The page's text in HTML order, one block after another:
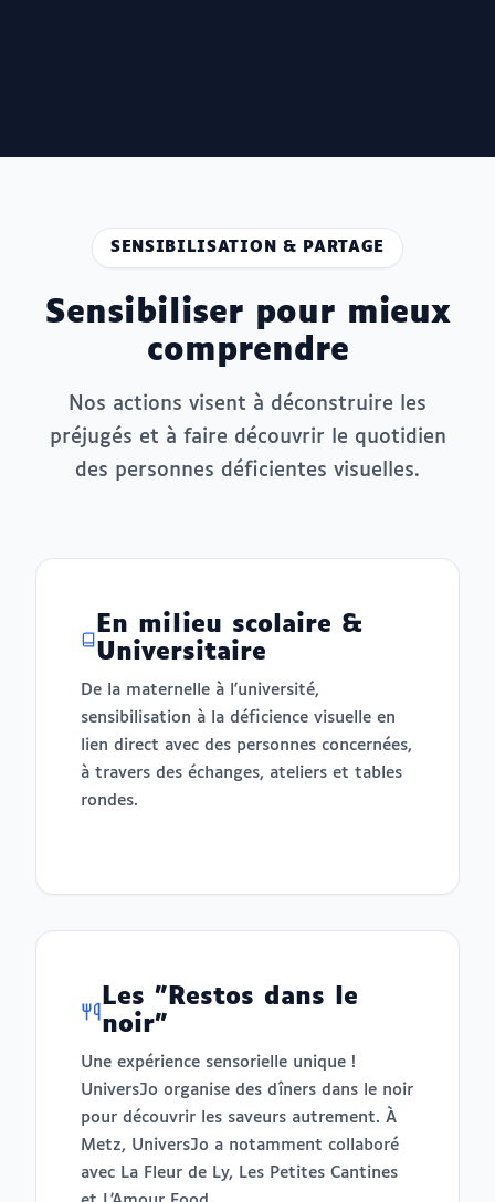
SENSIBILISATION & PARTAGE
Sensibiliser pour mieux
comprendre
Nos actions visent à déconstruire les
préjugés et à faire découvrir le quotidien
des personnes déficientes visuelles.
En milieu scolaire &
Universitaire
De la maternelle à l'université,
sensibilisation à la déficience visuelle en
lien direct avec des personnes concernées,
à travers des échanges, ateliers et tables
rondes.
Les "Restos dans le
noir"
Une expérience sensorielle unique !
UniversJo organise des dîners dans le noir
pour découvrir les saveurs autrement. À
Metz, UniversJo a notamment collaboré
avec La Fleur de Ly, Les Petites Cantines